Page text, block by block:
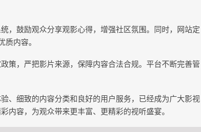
，鼓励观众分享观影心得，增强社区氛围。同时，网站定
内容。
策，严把影片来源，保障内容合法合规。平台不断完善管
、细致的内容分类和良好的用户服务，已经成为广大影视
内容，为观众带来更丰富、更精彩的视听盛宴。